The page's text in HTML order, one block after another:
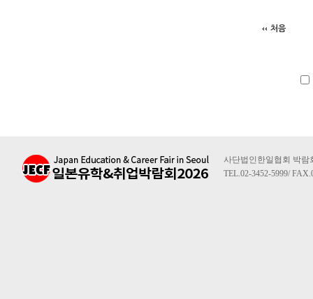
처음
사단법인한일협회 박람
TEL.02-3452-5999/